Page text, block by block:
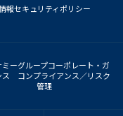
報セキュリティポリシー
ーグループコーポレート・ガ
ス コンプライアンス／リスク
管理